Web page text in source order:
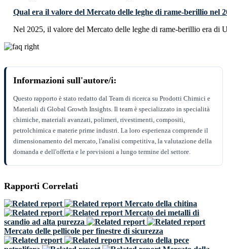
Qual era il valore del Mercato delle leghe di rame-berillio nel
Nel 2025, il valore del Mercato delle leghe di rame-berillio era di
Informazioni sull'autore/i:
Questo rapporto è stato redatto dal Team di ricerca su Prodotti Chimici e
Materiali di Global Growth Insights. Il team è specializzato in specialità
chimiche, materiali avanzati, polimeri, rivestimenti, compositi,
petrolchimica e materie prime industri. La loro esperienza comprende il
dimensionamento del mercato, l'analisi competitiva, la valutazione della
domanda e dell'offerta e le previsioni a lungo termine del settore.
Rapporti Correlati
Mercato della chitina
Mercato dei metalli di
scandio ad alta purezza
Mercato delle pellicole per finestre di sicurezza
Mercato della pece